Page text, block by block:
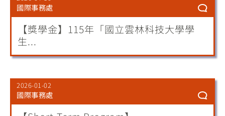
國際事務處
【獎學金】115年「國立雲林科技大學學
生...
2026-01-02
國際事務處